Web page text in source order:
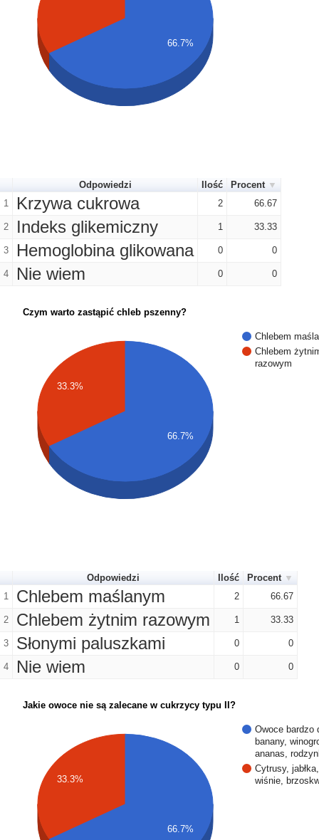
66.7%
Odpowiedzi Ilość
Procent
1
Krzywa cukrowa 2 66.67
2 Indeks glikemiczny 1 33.33
3 Hemoglobina glikowana 0 0
4 Nie wiem 0 0
Czym warto zastąpić chleb pszenny?
Chlebem
Chlebem
razowym
33.3%
66.7%
Odpowiedzi Ilość
Procent
1
Chlebem maślanym 2 66.67
2 Chlebem żytnim razowym 1 33.33
3 Słonymi paluszkami 0 0
4 Nie wiem 0 0
Jakie owoce nie są zalecane w cukrzycy typu II?
Owoce bardzo
banany,
ananas,
Cytrusy,
wiśnie,
33.3%
66.7%